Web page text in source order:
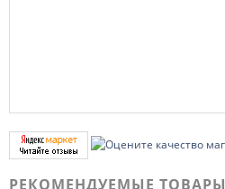
РЕКОМЕНДУЕМЫЕ ТОВАРЫ